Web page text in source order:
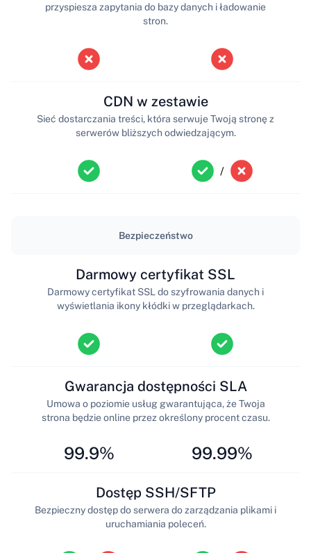
przyspiesza zapytania do bazy danych i ładowanie
stron.
CDN w zestawie
Sieć dostarczania treści, która serwuje Twoją stronę z
serwerów bliższych odwiedzającym.
/
Bezpieczeństwo
Darmowy certyfikat SSL
Darmowy certyfikat SSL do szyfrowania danych i
wyświetlania ikony kłódki w przeglądarkach.
99.9%
Gwarancja dostępności SLA
Umowa o poziomie usług gwarantująca, że Twoja
strona będzie online przez określony procent czasu.
99.99%
Dostęp SSH/SFTP
Bezpieczny dostęp do serwera do zarządzania plikami i
uruchamiania poleceń.